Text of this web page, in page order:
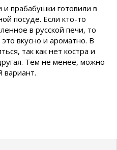
прабабушки готовили в
посуде. Если кто-то
в русской печи, то
вкусно и ароматно. В
так как нет костра и
Тем не менее, можно
вариант.